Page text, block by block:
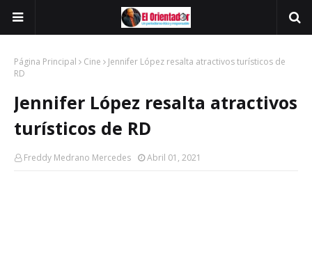
Página Principal Cine
Jennifer López resalta atractivos turísticos de
RD
Jennifer López resalta atractivos
turísticos de RD
Freddy Medrano Mercedes Abril 01, 2021